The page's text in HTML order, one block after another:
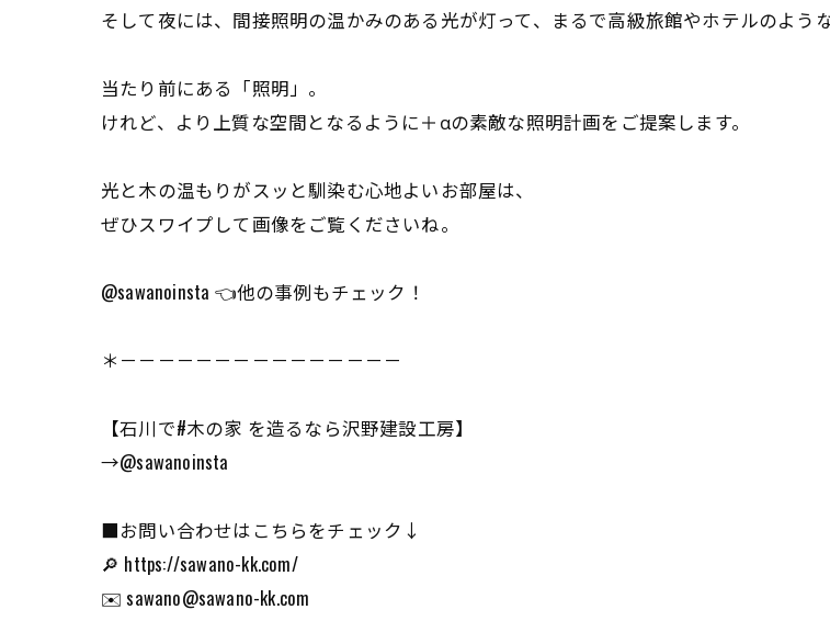
そして夜には、間接照明の温かみのある光が灯って、まるで高級旅館やホテルのよう
当たり前にある「照明」。
けれど、より上質な空間となるように＋αの素敵な照明計画をご提案します。
光と木の温もりがスッと馴染む心地よいお部屋は、
ぜひスワイプして画像をご覧くださいね。
@sawanoinsta 👈他の事例もチェック！
＊－－－－－－－－－－－－－－－
【石川で#木の家 を造るなら沢野建設工房】
→@sawanoinsta
■お問い合わせはこちらをチェック↓
🔎 https://sawano-kk.com/
✉️ sawano@sawano-kk.com